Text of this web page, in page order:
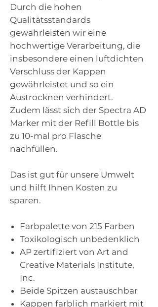
Durch die hohen
Qualitätsstandards
gewährleisten wir eine
hochwertige Verarbeitung, die
insbesondere einen luftdichten
Verschluss der Kappen
gewährleistet und so ein
Austrocknen verhindert.
Zudem lässt sich der Spectra AD
Marker mit der Refill Bottle bis
zu 10-mal pro Flasche
nachfüllen.
Das ist gut für unsere Umwelt
und hilft Ihnen Kosten zu
sparen.
Farbpalette von 215 Farben
Toxikologisch unbedenklich
AP zertifiziert von Art and
Creative Materials Institute,
Inc.
Beide Spitzen austauschbar
Kappen farblich markiert mit